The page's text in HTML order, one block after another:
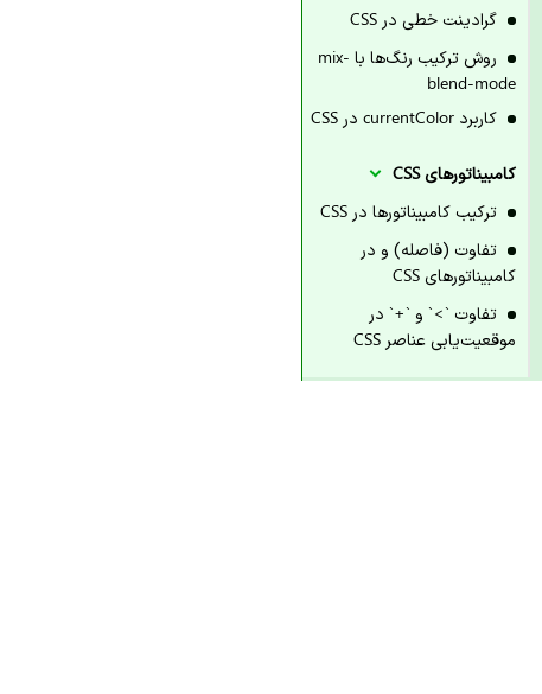
گرادینت خطی در CSS
روش ترکیب رنگ‌ها با mix-
blend-mode
کاربرد currentColor در CSS
کامبیناتورهای CSS
ترکیب کامبیناتورها در CSS
تفاوت (فاصله) و در
کامبیناتورهای CSS
تفاوت `>` و `+` در
موقعیت‌یابی عناصر CSS